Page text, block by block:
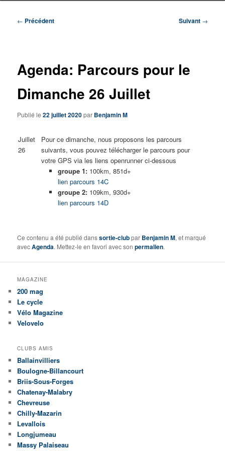
Navigation
← Précédent Suivant →
Agenda: Parcours pour le
Dimanche 26 Juillet
Publié le22 juillet 2020par Benjamin M
Juillet
26
Pour ce dimanche, nous proposons les parcours
suivants, vous pouvez télécharger le parcours pour
votre GPS via les liens openrunner ci-dessous
groupe 1:100km, 851d+
lien parcours 14C
groupe 2:109km, 930d+
lien parcours 14D
Ce contenu a été publié danssortie-clubpar Benjamin M, et marqué
avecAgenda. Mettez-le en favori avec sonpermalien.
MAGAZINE
200 mag
Le cycle
Vélo Magazine
Velovelo
CLUBS AMIS
Ballainvilliers
Boulogne-Billancourt
Briis-Sous-Forges
Chatenay-Malabry
Chevreuse
Chilly-Mazarin
Levallois
Longjumeau
Massy Palaiseau